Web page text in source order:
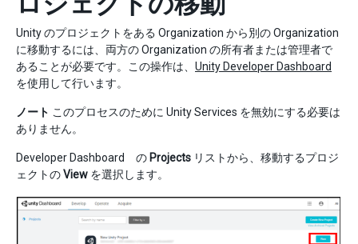
Unity のプロジェクトをある Organization から別の Organization
に移動するには、両方の Organization の所有者または管理者で
あることが必要です。この操作は、 Unity Developer Dashboard
を使用して行います。
ノート このプロセスのために Unity Services を無効にする必要は
ありません。
Developer Dashboard の Projects リストから、移動するプロジ
ェクトのView を選択します。